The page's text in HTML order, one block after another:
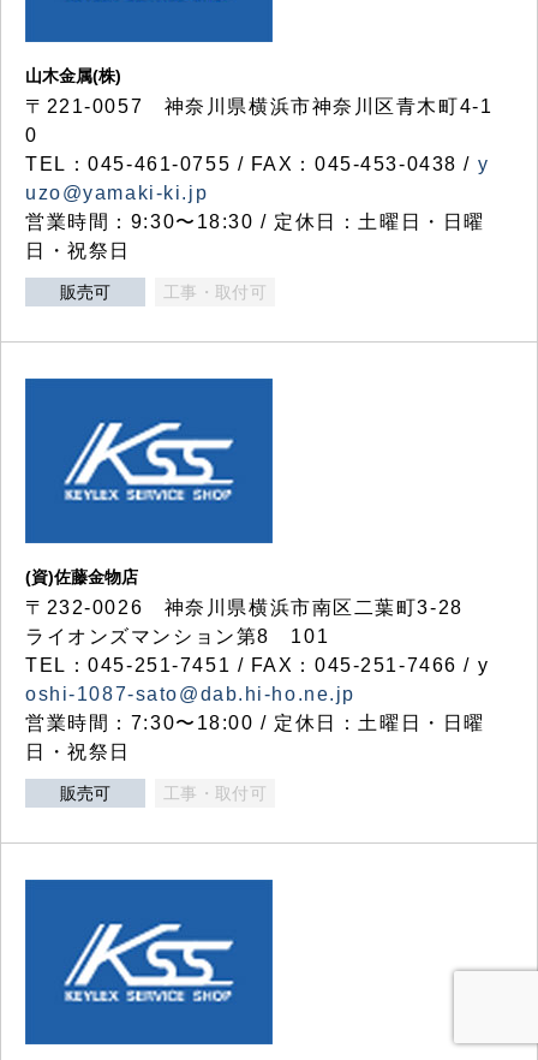
山木金属(株)
〒221-0057 神奈川県横浜市神奈川区青木町4-1
0
TEL：045-461-0755 / FAX：045-453-0438 / y
uzo@yamaki-ki.jp
営業時間：9:30〜18:30 / 定休日：土曜日・日曜
日・祝祭日
販売可 工事・取付可
(資)佐藤金物店
〒232-0026 神奈川県横浜市南区二葉町3-28
ライオンズマンション第8 101
TEL：045-251-7451 / FAX：045-251-7466 / y
oshi-1087-sato@dab.hi-ho.ne.jp
営業時間：7:30〜18:00 / 定休日：土曜日・日曜
日・祝祭日
販売可 工事・取付可